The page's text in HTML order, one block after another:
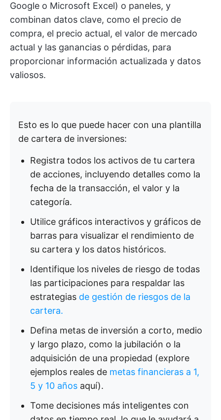
Google o Microsoft Excel) o paneles, y
combinan datos clave, como el precio de
compra, el precio actual, el valor de mercado
actual y las ganancias o pérdidas, para
proporcionar información actualizada y datos
valiosos.
Esto es lo que puede hacer con una plantilla
de cartera de inversiones:
Registra todos los activos de tu cartera
de acciones, incluyendo detalles como la
fecha de la transacción, el valor y la
categoría.
Utilice gráficos interactivos y gráficos de
barras para visualizar el rendimiento de
su cartera y los datos históricos.
Identifique los niveles de riesgo de todas
las participaciones para respaldar las
estrategias de gestión de riesgos de la
cartera.
Defina metas de inversión a corto, medio
y largo plazo, como la jubilación o la
adquisición de una propiedad (explore
ejemplos reales de metas financieras a 1,
5 y 10 años aquí).
Tome decisiones más inteligentes con